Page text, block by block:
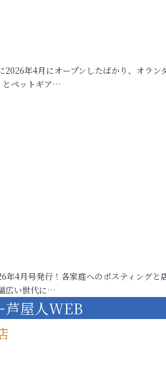
2026年4月にオープンしたばかり、オラン
とペットギア…
年4月号発行！各家庭へのポスティングと
広い世代に…
芦屋人WEB